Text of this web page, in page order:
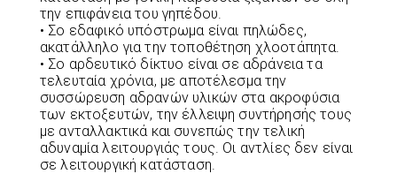
την επιφάνεια του γηπέδου.
• Σο εδαφικό υπόστρωμα είναι πηλώδες,
ακατάλληλο για την τοποθέτηση χλοοτάπητα.
• Σο αρδευτικό δίκτυο είναι σε αδράνεια τα
τελευταία χρόνια, με αποτέλεσμα την
συσσώρευση αδρανών υλικών στα ακροφύσια
των εκτοξευτών, την έλλειψη συντήρησής τους
με ανταλλακτικά και συνεπώς την τελική
αδυναμία λειτουργιάς τους. Οι αντλίες δεν είναι
σε λειτουργική κατάσταση.